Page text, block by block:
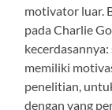
motivator luar.
pada Charlie
memiliki
penelitian,
dengan yang